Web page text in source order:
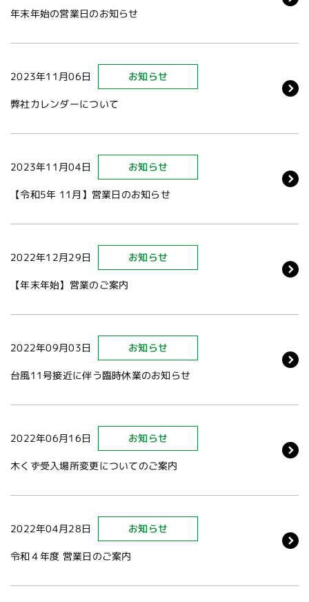
年末年始の営業日のお知らせ
2023年11月06日 お知らせ
弊社カレンダーについて
2023年11月04日 お知らせ
【令和5年 11月】営業日のお知らせ
2022年12月29日 お知らせ
【年末年始】営業のご案内
2022年09月03日 お知らせ
台風11号接近に伴う臨時休業のお知らせ
2022年06月16日 お知らせ
木くず受入場所変更についてのご案内
2022年04月28日 お知らせ
令和４年度 営業日のご案内